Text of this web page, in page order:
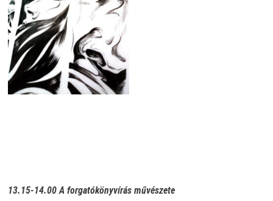
13.15-14.00 A forgatókönyvírás művészete